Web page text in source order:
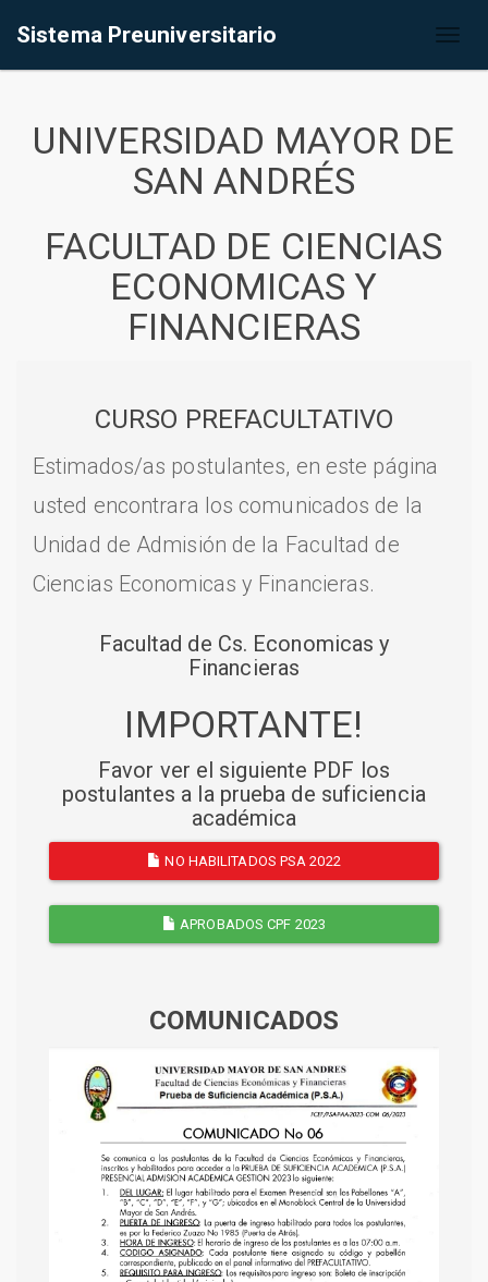
Sistema Preuniversitario
UNIVERSIDAD MAYOR DE
SAN ANDRÉS
FACULTAD DE CIENCIAS
ECONOMICAS Y
FINANCIERAS
CURSO PREFACULTATIVO
Estimados/as postulantes, en este página
usted encontrara los comunicados de la
Unidad de Admisión de la Facultad de
Ciencias Economicas y Financieras.
Facultad de Cs. Economicas y
Financieras
IMPORTANTE!
Favor ver el siguiente PDF los
postulantes a la prueba de suficiencia
académica
NO HABILITADOS PSA 2022
APROBADOS CPF 2023
COMUNICADOS